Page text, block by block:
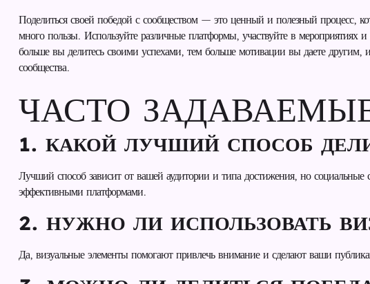
Поделиться своей победой с сообществом — это ценный и полезный процесс,
много пользы. Используйте различные платформы, участвуйте в мероприятиях
больше вы делитесь своими успехами, тем больше мотивации вы даете другим,
сообщества.
ЧАСТО
1. КАКОЙ ЛУЧШИЙ СПОСОБ
Лучший способ зависит от вашей аудитории и типа достижения, но
эффективными платформами.
2. НУЖНО ЛИ ИСПОЛЬЗОВАТЬ
Да, визуальные элементы помогают привлечь внимание и сделают ваши